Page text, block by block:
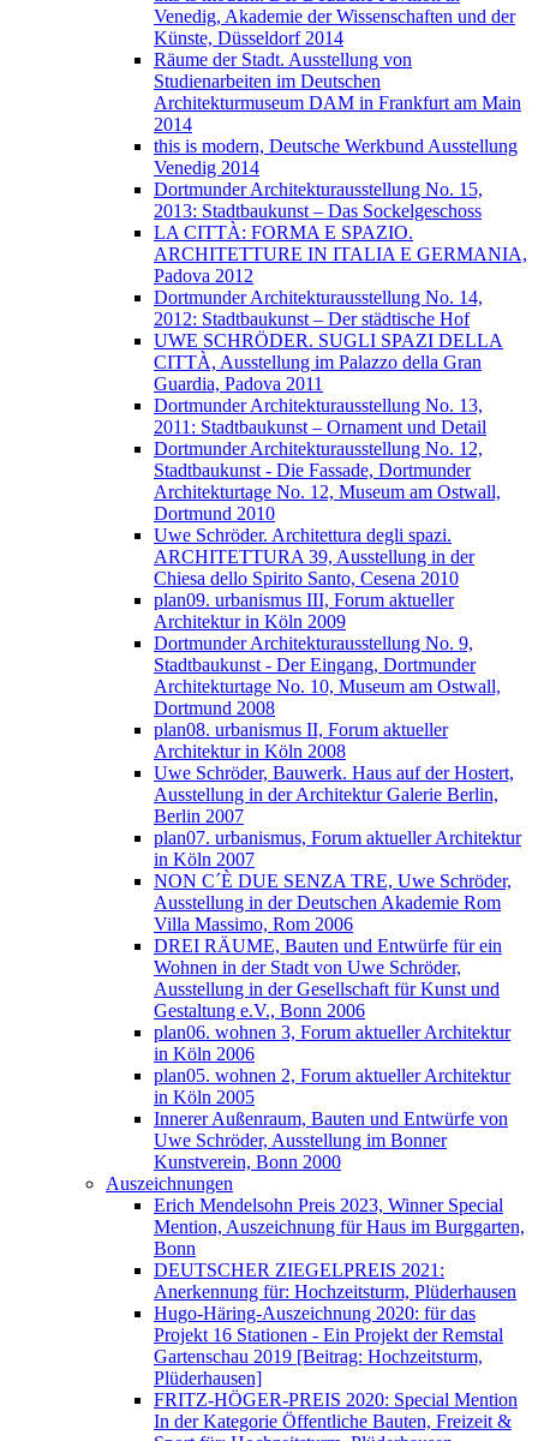
Venedig, Akademie der Wissenschaften und der
Künste, Düsseldorf 2014
Räume der Stadt. Ausstellung von
Studienarbeiten im Deutschen
Architekturmuseum DAM in Frankfurt am Main
2014
this is modern, Deutsche Werkbund Ausstellung
Venedig 2014
Dortmunder Architekturausstellung No. 15,
2013: Stadtbaukunst – Das Sockelgeschoss
LA CITTÀ: FORMA E SPAZIO.
ARCHITETTURE IN ITALIA E GERMANIA,
Padova 2012
Dortmunder Architekturausstellung No. 14,
2012: Stadtbaukunst – Der städtische Hof
UWE SCHRÖDER. SUGLI SPAZI DELLA
CITTÀ, Ausstellung im Palazzo della Gran
Guardia, Padova 2011
Dortmunder Architekturausstellung No. 13,
2011: Stadtbaukunst – Ornament und Detail
Dortmunder Architekturausstellung No. 12,
Stadtbaukunst - Die Fassade, Dortmunder
Architekturtage No. 12, Museum am Ostwall,
Dortmund 2010
Uwe Schröder. Architettura degli spazi.
ARCHITETTURA 39, Ausstellung in der
Chiesa dello Spirito Santo, Cesena 2010
plan09. urbanismus III, Forum aktueller
Architektur in Köln 2009
Dortmunder Architekturausstellung No. 9,
Stadtbaukunst - Der Eingang, Dortmunder
Architekturtage No. 10, Museum am Ostwall,
Dortmund 2008
plan08. urbanismus II, Forum aktueller
Architektur in Köln 2008
Uwe Schröder, Bauwerk. Haus auf der Hostert,
Ausstellung in der Architektur Galerie Berlin,
Berlin 2007
plan07. urbanismus, Forum aktueller Architektur
in Köln 2007
NON C´È DUE SENZA TRE, Uwe Schröder,
Ausstellung in der Deutschen Akademie Rom
Villa Massimo, Rom 2006
DREI RÄUME, Bauten und Entwürfe für ein
Wohnen in der Stadt von Uwe Schröder,
Ausstellung in der Gesellschaft für Kunst und
Gestaltung e.V., Bonn 2006
plan06. wohnen 3, Forum aktueller Architektur
in Köln 2006
plan05. wohnen 2, Forum aktueller Architektur
in Köln 2005
Innerer Außenraum, Bauten und Entwürfe von
Uwe Schröder, Ausstellung im Bonner
Kunstverein, Bonn 2000
Auszeichnungen
Erich Mendelsohn Preis 2023, Winner Special
Mention, Auszeichnung für Haus im Burggarten,
Bonn
DEUTSCHER ZIEGELPREIS 2021:
Anerkennung für: Hochzeitsturm, Plüderhausen
Hugo-Häring-Auszeichnung 2020: für das
Projekt 16 Stationen - Ein Projekt der Remstal
Gartenschau 2019 [Beitrag: Hochzeitsturm,
Plüderhausen]
FRITZ-HÖGER-PREIS 2020: Special Mention
In der Kategorie Öffentliche Bauten, Freizeit &